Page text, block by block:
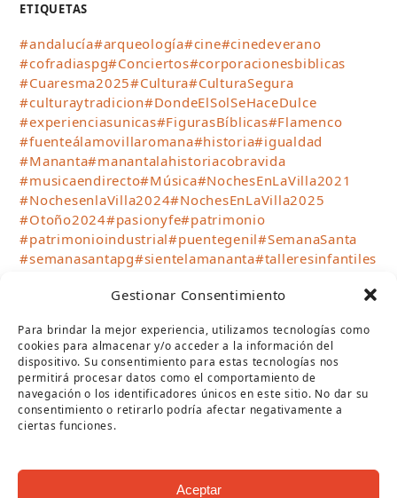
Gestionar Consentimiento
Para brindar la mejor experiencia, utilizamos tecnologías como
cookies para almacenar y/o acceder a la información del
dispositivo. Su consentimiento para estas tecnologías nos
permitirá procesar datos como el comportamiento de
navegación o los identificadores únicos en este sitio. No dar su
consentimiento o retirarlo podría afectar negativamente a
ciertas funciones.
Aceptar
ETIQUETAS
#andalucía#arqueología#cine#cinedeverano
#cofradiaspg#Conciertos#corporacionesbiblicas
#Cuaresma2025#Cultura#CulturaSegura
#culturaytradicion#DondeElSolSeHaceDulce
#experienciasunicas#FigurasBíblicas#Flamenco
#fuenteálamovillaromana#historia#igualdad
#Mananta#manantalahistoriacobravida
#musicaendirecto#Música#NochesEnLaVilla2021
#NochesenlaVilla2024#NochesEnLaVilla2025
#Otoño2024#pasionyfe#patrimonio
#patrimonioindustrial#puentegenil#SemanaSanta
#semanasantapg#sientelamananta#talleresinfantiles
#Verano2024#verano2025
#visitasguiadas#VisitPuenteGenil
#WhereTheSunBecomesSweet
SÍGUENOS